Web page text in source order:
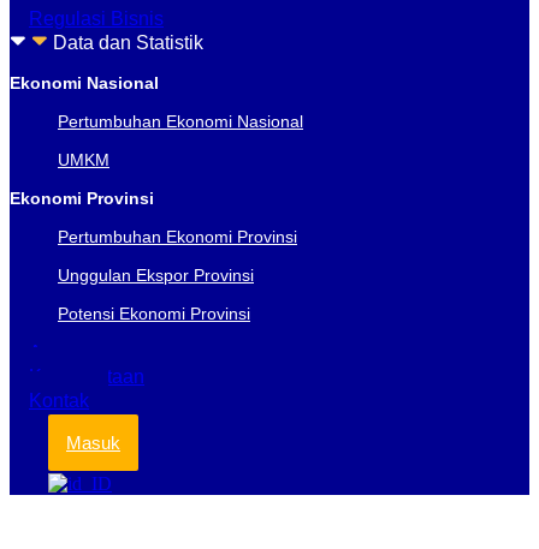
Regulasi Bisnis
Data dan Statistik
Ekonomi Nasional
Pertumbuhan Ekonomi Nasional
UMKM
Ekonomi Provinsi
Pertumbuhan Ekonomi Provinsi
Unggulan Ekspor Provinsi
Potensi Ekonomi Provinsi
Acara
Keanggotaan
Kontak
Masuk